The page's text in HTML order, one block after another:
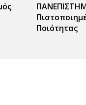
Ποιότητας